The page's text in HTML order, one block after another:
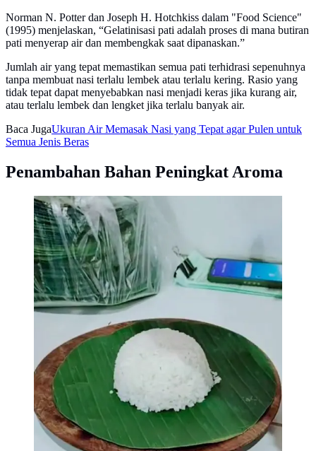
Norman N. Potter dan Joseph H. Hotchkiss dalam "Food Science"
(1995) menjelaskan, “Gelatinisasi pati adalah proses di mana butiran
pati menyerap air dan membengkak saat dipanaskan.”
Jumlah air yang tepat memastikan semua pati terhidrasi sepenuhnya
tanpa membuat nasi terlalu lembek atau terlalu kering. Rasio yang
tidak tepat dapat menyebabkan nasi menjadi keras jika kurang air,
atau terlalu lembek dan lengket jika terlalu banyak air.
Baca JugaUkuran Air Memasak Nasi yang Tepat agar Pulen untuk
Semua Jenis Beras
Penambahan Bahan Peningkat Aroma